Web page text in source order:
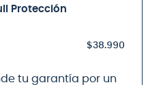
Protección
$38.990
tu garantía por un